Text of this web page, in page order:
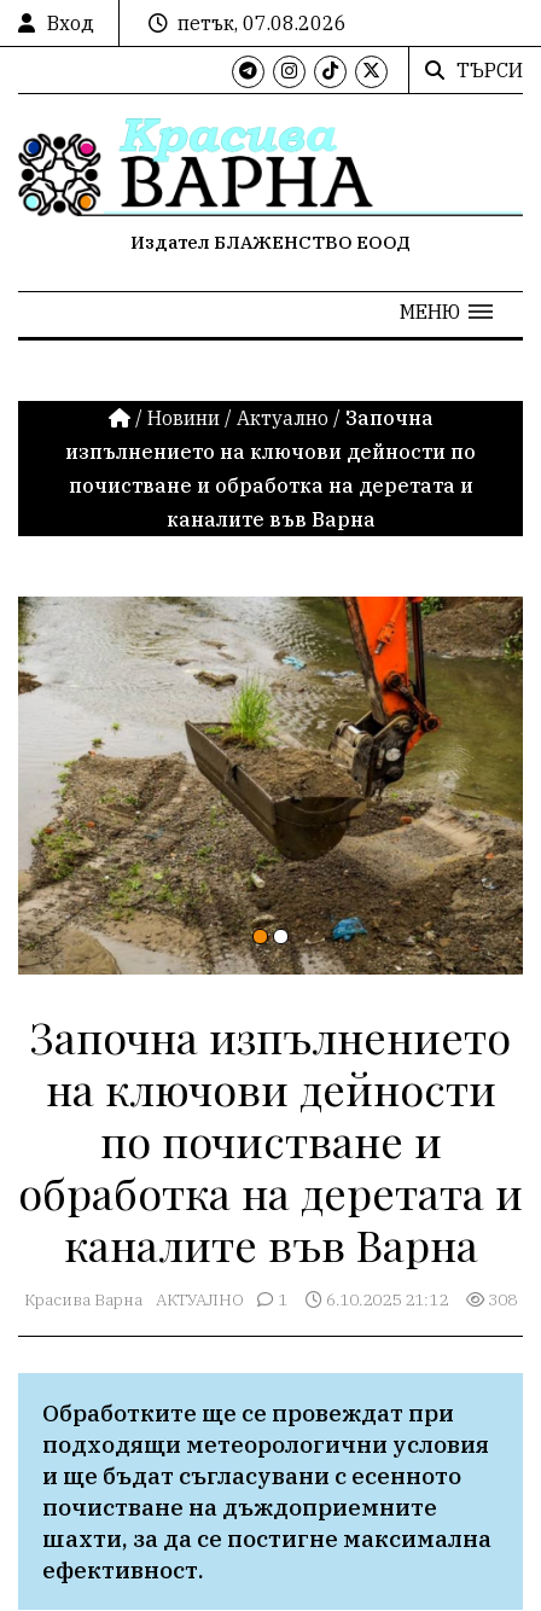
Вход
петък, 07.08.2026
ТЪРСИ
Издател БЛАЖЕНСТВО ЕООД
МЕНЮ
/ Новини / Актуално / Започна
изпълнението на ключови дейности по
почистване и обработка на деретата и
каналите във Варна
Започна изпълнението
на ключови дейности
по почистване и
обработка на деретата и
каналите във Варна
Красива Варна АКТУАЛНО 1 6.10.2025 21:12 308
Обработките ще се провеждат при
подходящи метеорологични условия
и ще бъдат съгласувани с есенното
почистване на дъждоприемните
шахти, за да се постигне максимална
ефективност.